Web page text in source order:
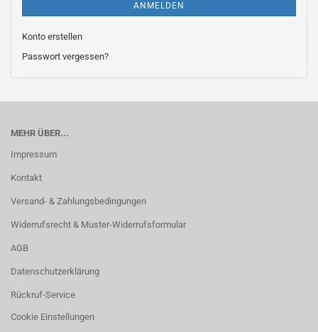
ANMELDEN
Konto erstellen
Passwort vergessen?
MEHR ÜBER...
Impressum
Kontakt
Versand- & Zahlungsbedingungen
Widerrufsrecht & Muster-Widerrufsformular
AGB
Datenschutzerklärung
Rückruf-Service
Cookie Einstellungen